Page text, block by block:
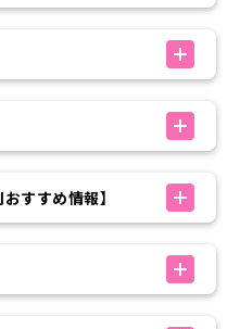
すすめ情報】